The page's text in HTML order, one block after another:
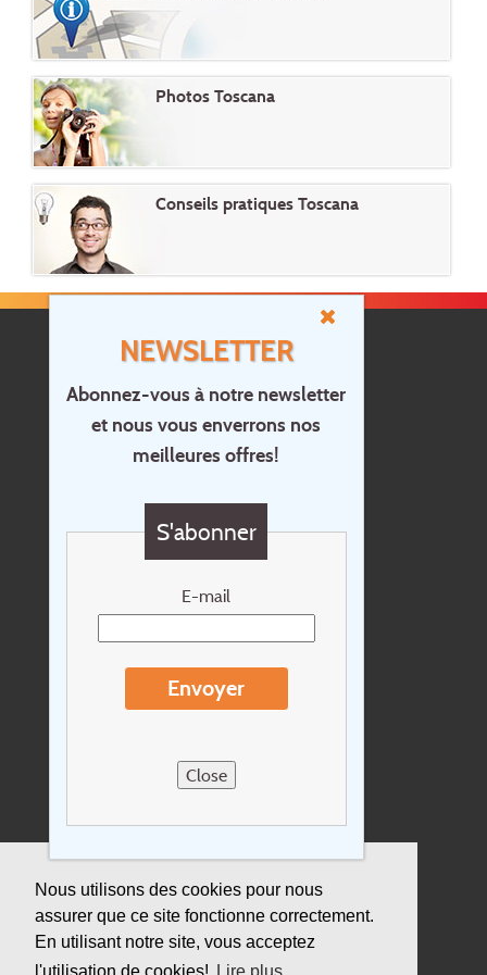
Nous utilisons des cookies pour nous
assurer que ce site fonctionne correctement.
En utilisant notre site, vous acceptez
NEWSLETTER
Abonnez-vous à notre newsletter
et nous vous enverrons nos
meilleures offres!
S'abonner
E-mail
Envoyer
Close
Photos Toscana
Conseils pratiques Toscana
Accueil
Contact
Questions?
Newsletter
Conditions de voyage
Sitemap
Assurance